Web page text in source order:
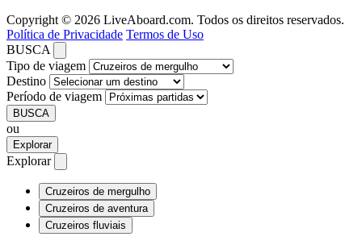
Copyright © 2026 LiveAboard.com. Todos os direitos reservados.
Política de Privacidade Termos de Uso
BUSCA
Tipo de viagem
Destino
Período de viagem
BUSCA
ou
Explorar
Explorar
Cruzeiros de mergulho
Cruzeiros de aventura
Cruzeiros fluviais